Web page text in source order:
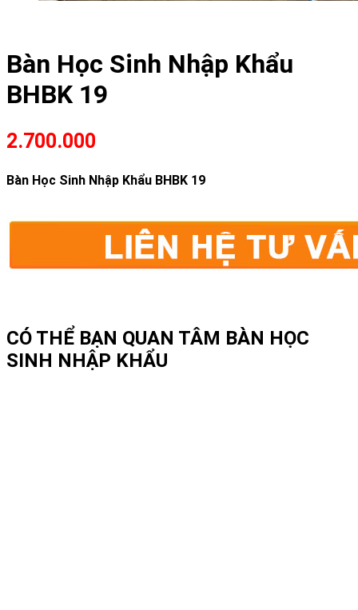
Bàn Học Sinh Nhập Khẩu
BHBK 19
2.700.000
Bàn Học Sinh Nhập Khẩu BHBK 19
CÓ THỂ BẠN QUAN TÂM BÀN HỌC
SINH NHẬP KHẨU